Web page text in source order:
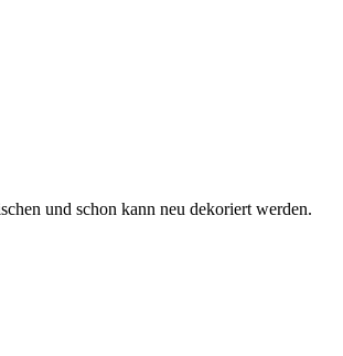
und schon kann neu dekoriert werden.